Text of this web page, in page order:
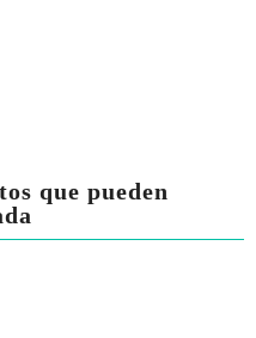
que pueden